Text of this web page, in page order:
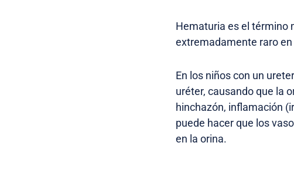
Hematuria es el término
extremadamente raro
En los niños con un
uréter, causando que la
hinchazón, inflamación
puede hacer que los
en la orina.